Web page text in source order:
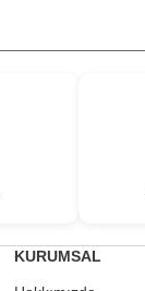
KURUMSAL